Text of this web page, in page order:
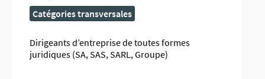
Catégories transversales
Dirigeants d’entreprise de toutes formes
juridiques (SA, SAS, SARL, Groupe)